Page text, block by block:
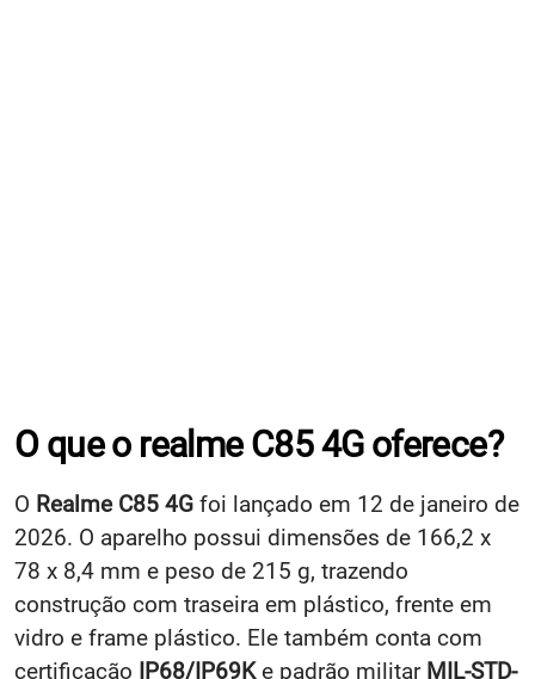
O que o realme C85 4G oferece?
O Realme C85 4G foi lançado em 12 de janeiro de
2026. O aparelho possui dimensões de 166,2 x
78 x 8,4 mm e peso de 215 g, trazendo
construção com traseira em plástico, frente em
vidro e frame plástico. Ele também conta com
certificação IP68/IP69Ke padrão militar MIL-STD-